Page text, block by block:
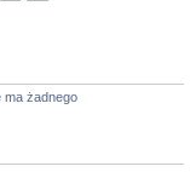
ma żadnego